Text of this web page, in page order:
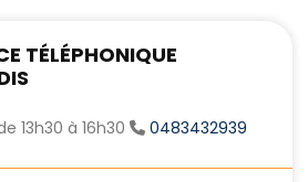
TÉLÉPHONIQUE
13h30 à 16h30 0483432939